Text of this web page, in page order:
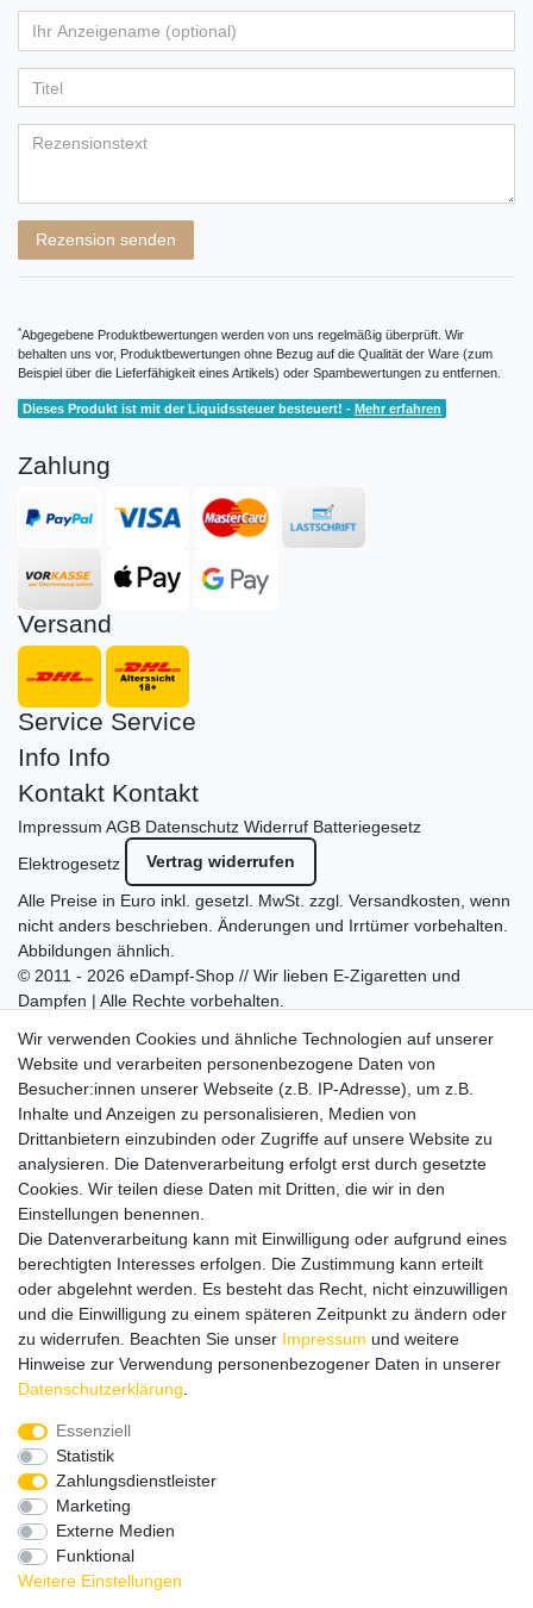
von
5
Bewertungssternen
von
5
Bewertungssternen
von
5
Bewertungssternen
von
5
Bewertungssternen
von
5
Bewertungssternen
Anzeigename
(optional)
Rezension senden
*Abgegebene Produktbewertungen werden von uns regelmäßig überprüft. Wir
behalten uns vor, Produktbewertungen ohne Bezug auf die Qualität der Ware (zum
Beispiel über die Lieferfähigkeit eines Artikels) oder Spambewertungen zu entfernen.
Dieses Produkt ist mit der Liquidssteuer besteuert! -Mehr erfahren
Zahlung
Versand
Service Service
Info Info
Kontakt Kontakt
Impressum AGB Datenschutz Widerruf Batteriegesetz
Elektrogesetz
Vertrag widerrufen
Alle Preise in Euro inkl. gesetzl. MwSt. zzgl. Versandkosten , wenn
nicht anders beschrieben. Änderungen und Irrtümer vorbehalten.
Abbildungen ähnlich.
© 2011 - 2026 eDampf-Shop // Wir lieben E-Zigaretten und
Dampfen | Alle Rechte vorbehalten.
mit vielen spannenden Artikeln.
Bitte entschuldigen Sie, wenn wir telefonisch wegen hoher
betrieblicher Auslastung nicht erreichbar sein sollten.
Schreiben Sie uns gerne eine E-Mail mit Ihrer Telefonnummer
und der Bitte um Rückruf.
Wir rufen Sie schnellstmöglich zurück.
Wir versenden in die folgenden Länder
Versandkostenfrei (DE) ab 69 €
Wir verwenden Cookies und ähnliche Technologien auf unserer
Website und verarbeiten personenbezogene Daten von
Besucher:innen unserer Webseite (z.B. IP-Adresse), um z.B.
Inhalte und Anzeigen zu personalisieren, Medien von
Drittanbietern einzubinden oder Zugriffe auf unsere Website zu
analysieren. Die Datenverarbeitung erfolgt erst durch gesetzte
Cookies. Wir teilen diese Daten mit Dritten, die wir in den
Einstellungen benennen.
Die Datenverarbeitung kann mit Einwilligung oder aufgrund eines
berechtigten Interesses erfolgen. Die Zustimmung kann erteilt
oder abgelehnt werden. Es besteht das Recht, nicht einzuwilligen
und die Einwilligung zu einem späteren Zeitpunkt zu ändern oder
zu widerrufen. Beachten Sie unser Impressum und weitere
Hinweise zur Verwendung personenbezogener Daten in unserer
Daten­schutz­erklärung
Essenziell
Statistik
Zahlungsdienstleister
Marketing
Externe Medien
Funktional
Weitere Einstellungen